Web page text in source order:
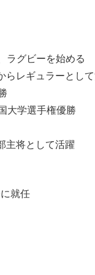
ラグビーを始める
らレギュラーとし
大学選手権優勝
主将として活躍
就任